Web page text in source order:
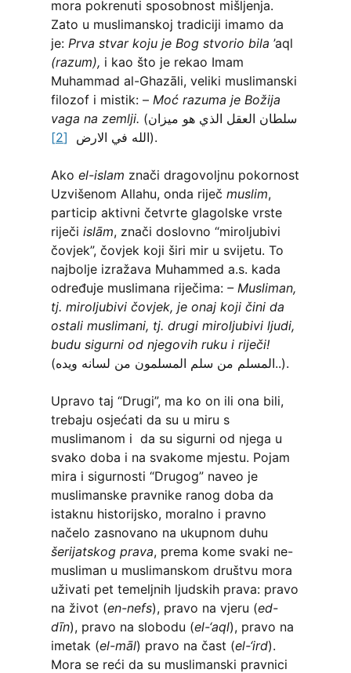
mora pokrenuti sposobnost mišljenja.
Zato u muslimanskoj tradiciji imamo da
je: Prva stvar koju je Bog stvorio bila ’aql
(razum), i kao što je rekao Imam
Muhammad al-Ghazāli, veliki muslimanski
filozof i mistik: – Moć razuma je Božija
vaga na zemlji. (سلطان العقل الذي هو ميزان
الله في الارض [2] ).
Ako el-islam znači dragovoljnu pokornost
Uzvišenom Allahu, onda riječ muslim,
particip aktivni četvrte glagolske vrste
riječi islām, znači doslovno “miroljubivi
čovjek”, čovjek koji širi mir u svijetu. To
najbolje izražava Muhammed a.s. kada
određuje muslimana riječima: – Musliman,
tj. miroljubivi čovjek, je onaj koji čini da
ostali muslimani, tj. drugi miroljubivi ljudi,
budu sigurni od njegovih ruku i riječi!
(المسلم من سلم المسلمون من لسانه ويده..).
Upravo taj “Drugi”, ma ko on ili ona bili,
trebaju osjećati da su u miru s
muslimanom i da su sigurni od njega u
svako doba i na svakome mjestu. Pojam
mira i sigurnosti “Drugog” naveo je
muslimanske pravnike ranog doba da
istaknu historijsko, moralno i pravno
načelo zasnovano na ukupnom duhu
šerijatskog prava, prema kome svaki ne-
musliman u muslimanskom društvu mora
uživati pet temeljnih ljudskih prava: pravo
na život (en-nefs), pravo na vjeru (ed-
dīn), pravo na slobodu (el-‘aql), pravo na
imetak (el-māl) pravo na čast (el-‘ird).
Mora se reći da su muslimanski pravnici